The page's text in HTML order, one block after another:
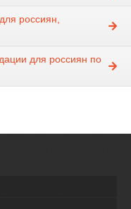
россиян,
для россиян по